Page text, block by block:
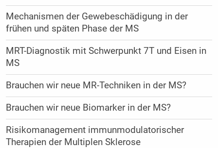
Mechanismen der Gewebeschädigung in der
frühen und späten Phase der MS
MRT-Diagnostik mit Schwerpunkt 7T und Eisen in
MS
Brauchen wir neue MR-Techniken in der MS?
Brauchen wir neue Biomarker in der MS?
Risikomanagement immunmodulatorischer
Therapien der Multiplen Sklerose